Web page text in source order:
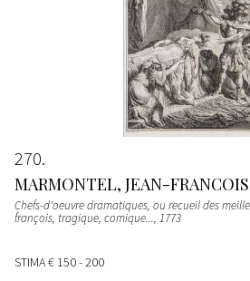
270
MARMONTEL, JEAN-FRANCOIS
Chefs-d'oeuvre dramatiques, ou recueil des
françois, tragique, comique..., 1773
STIMA€ 150 - 200